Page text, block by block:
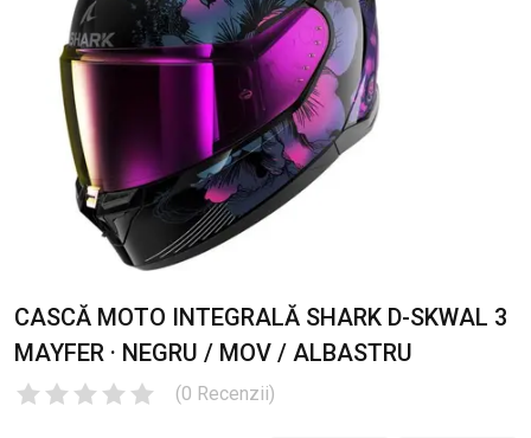
CASCĂ MOTO INTEGRALĂ SHARK D-SKWAL 3
MAYFER · NEGRU / MOV / ALBASTRU
(0 Recenzii)